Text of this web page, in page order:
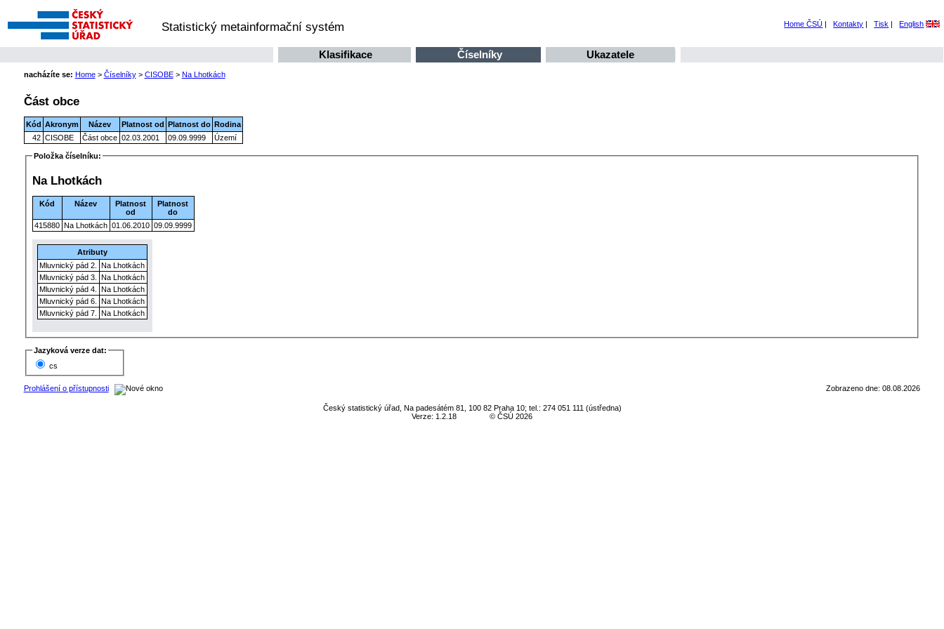
Statistický metainformační systém Home ČSÚ | Kontakty | Tisk | English
Klasifikace Číselníky Ukazatele
nacházíte se: Home> Číselníky> CISOBE> Na Lhotkách
Část obce
Kód Akronym Název Platnost od Platnost do Rodina
42 CISOBE Část obce 02.03.2001 09.09.9999 Území
Položka číselníku:
Na Lhotkách
Kód Název
Platnost
od
Platnost
do
415880 Na Lhotkách 01.06.2010 09.09.9999
Atributy
Mluvnický pád 2.
Na Lhotkách
Mluvnický pád 3.
Na Lhotkách
Mluvnický pád 4.
Na Lhotkách
Mluvnický pád 6.
Na Lhotkách
Mluvnický pád 7.
Na Lhotkách
Jazyková verze dat:
cs
Prohlášení o přístupnosti Zobrazeno dne: 08.08.2026
Český statistický úřad, Na padesátém 81, 100 82 Praha 10; tel.: 274 051 111 (ústředna)
Verze: 1.2.18
© ČSÚ 2026